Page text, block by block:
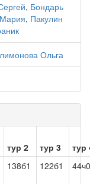
, Бондарь
, Пакулин
Ольга
тур 2 тур 3
тур
138б1 122б1 44ч0